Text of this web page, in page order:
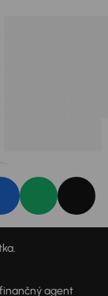
agent